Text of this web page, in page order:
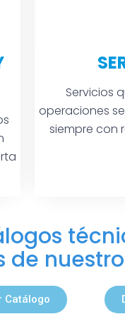
Servicios
operaciones
siempre con
Catálogo